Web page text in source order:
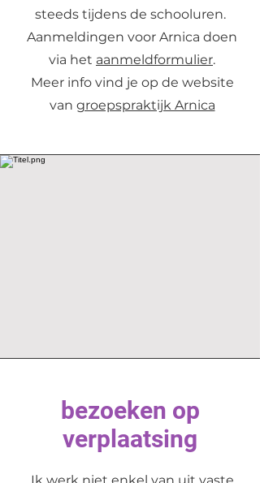
steeds tijdens de schooluren.
Aanmeldingen voor Arnica doen
via het aanmeldformulier.
Meer info vind je op de website
van groepspraktijk Arnica
bezoeken op
verplaatsing